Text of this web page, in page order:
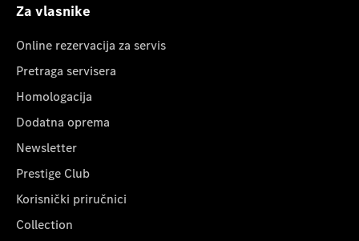
Za vlasnike
Online rezervacija za servis
Pretraga servisera
Homologacija
Dodatna oprema
Newsletter
Prestige Club
Korisnički priručnici
Collection